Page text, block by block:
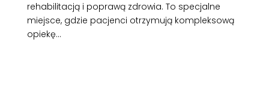
rehabilitacją i poprawą zdrowia. To specjalne
miejsce, gdzie pacjenci otrzymują kompleksową
opiekę...